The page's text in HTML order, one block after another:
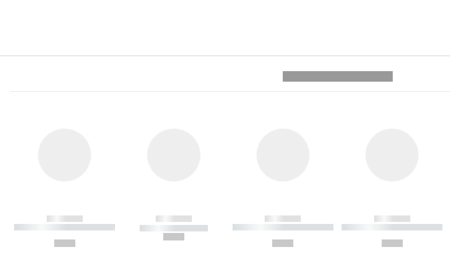
------------
----------- ----------- ----------
------------
----------- -----------
------------
----------- ----------- ----------
------------
----------- ----------- ----------